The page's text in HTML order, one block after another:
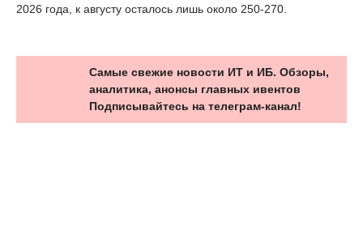
2026 года, к августу осталось лишь около 250-270.
Самые свежие новости ИТ и ИБ. Обзоры,
аналитика, анонсы главных ивентов
Подписывайтесь на телеграм-канал!